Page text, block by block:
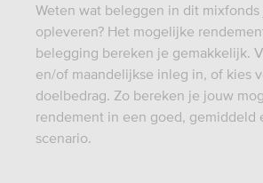
Weten wat beleggen in dit mixfonds
opleveren? Het mogelijke
belegging bereken je gemakkelijk.
en/of maandelijkse inleg in, of kies
doelbedrag. Zo bereken je jouw
rendement in een goed, gemiddeld
scenario.